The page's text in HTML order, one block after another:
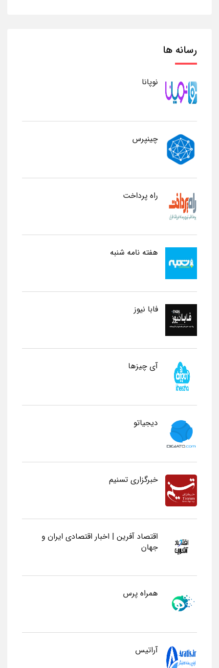
رسانه ها
نوپانا
چینپرس
راه پرداخت
هفته نامه شنبه
فابا نیوز
آی چیزها
دیجیاتو
خبرگزاری تسنیم
اقتصاد آفرین | اخبار اقتصادی ایران و
جهان
همراه پرس
آراتیس